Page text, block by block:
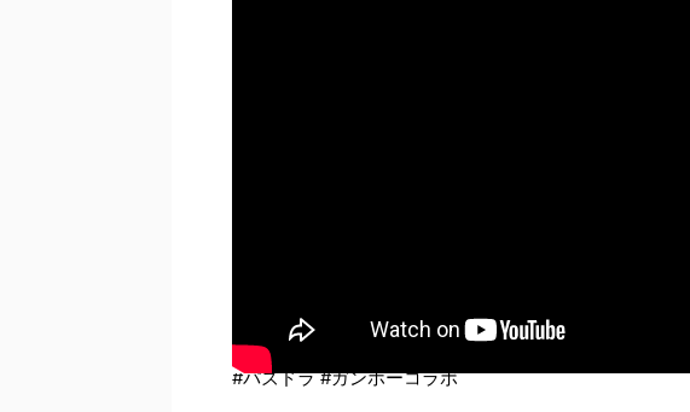
#パズドラ #ガンホーコラボ